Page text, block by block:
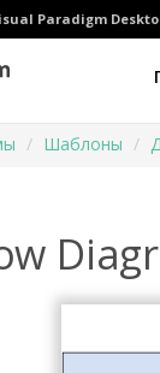
Paradigm
Шаблоны